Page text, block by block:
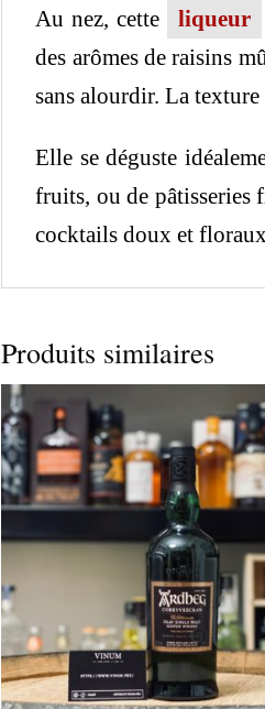
Au nez, cette liqueur
des arômes de raisins
sans alourdir. La
Elle se déguste
fruits, ou de pâtisseries
cocktails doux et
Produits similaires